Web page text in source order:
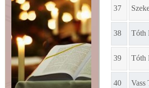
37
38 Tóth
39 Tóth
40 Vass